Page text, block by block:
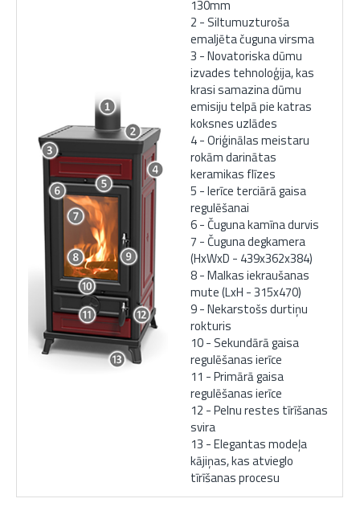
130mm
2 - Siltumuzturoša
emaljēta čuguna virsma
3 - Novatoriska dūmu
izvades tehnoloģija, kas
krasi samazina dūmu
emisiju telpā pie katras
koksnes uzlādes
4 - Oriģinālas meistaru
rokām darinātas
keramikas flīzes
5 - Ierīce terciārā gaisa
regulēšanai
6 - Čuguna kamīna durvis
7 - Čuguna degkamera
(HxWxD - 439x362x384)
8 - Malkas iekraušanas
mute (LxH - 315x470)
9 - Nekarstošs durtiņu
rokturis
10 - Sekundārā gaisa
regulēšanas ierīce
11 - Primārā gaisa
regulēšanas ierīce
12 - Pelnu restes tīrīšanas
svira
13 - Elegantas modeļa
kājiņas, kas atvieglo
tīrīšanas procesu